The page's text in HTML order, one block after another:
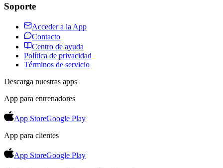
Soporte
Acceder a la App
Contacto
Centro de ayuda
Política de privacidad
Términos de servicio
Descarga nuestras apps
App para entrenadores
App StoreGoogle Play
App para clientes
App StoreGoogle Play